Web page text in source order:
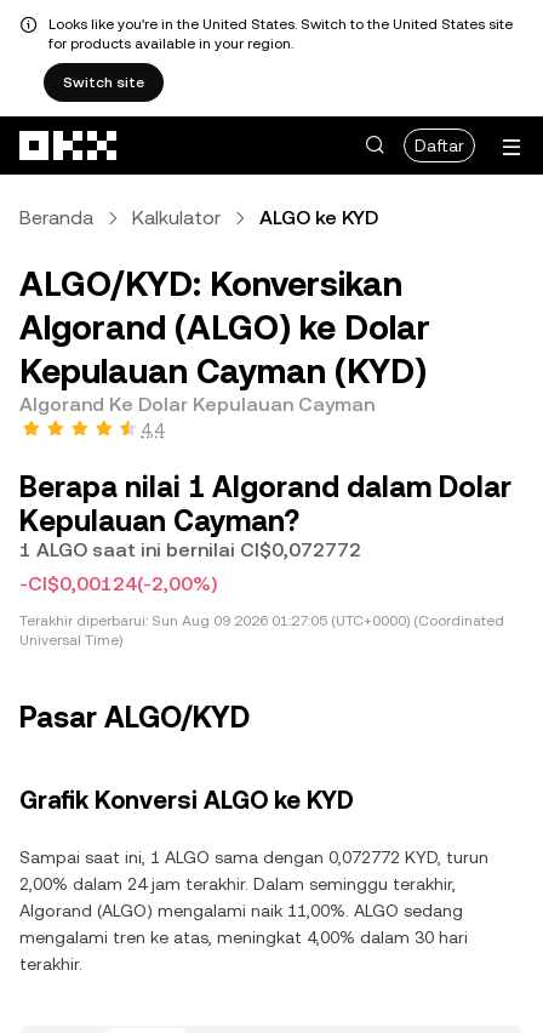
Looks like you're in the United States. Switch to the United States site
for products available in your region.
Switch site
Daftar
Beranda Kalkulator ALGO ke KYD
ALGO/KYD: Konversikan
Algorand (ALGO) ke Dolar
Kepulauan Cayman (KYD)
Algorand Ke Dolar Kepulauan Cayman
4,4
Berapa nilai 1 Algorand dalam Dolar
Kepulauan Cayman?
1 ALGO saat ini bernilai CI$0,072772
-CI$0,00124(-2,00%)
Terakhir diperbarui: Sun Aug 09 2026 01:27:05 (UTC+0000) (Coordinated
Universal Time)
Pasar ALGO/KYD
Grafik Konversi ALGO ke KYD
Sampai saat ini, 1 ALGO sama dengan 0,072772 KYD, turun
2,00% dalam 24 jam terakhir. Dalam seminggu terakhir,
Algorand (ALGO) mengalami naik 11,00%. ALGO sedang
mengalami tren ke atas, meningkat 4,00% dalam 30 hari
terakhir.